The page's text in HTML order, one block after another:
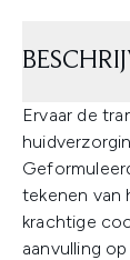
Ervaar de
tekenen van
krachtige
aanvulling